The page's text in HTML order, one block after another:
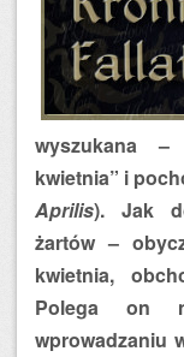
wyszukana
kwietnia” i
Aprilis). Jak
żartów –
kwietnia,
Polega on
wprowadzaniu